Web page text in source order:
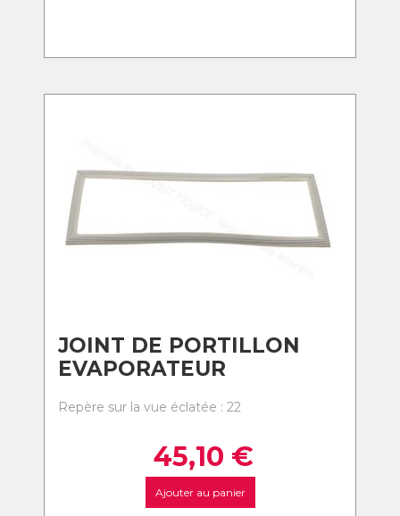
JOINT DE PORTILLON
EVAPORATEUR
Repère sur la vue éclatée : 22
45,10 €
Ajouter au panier